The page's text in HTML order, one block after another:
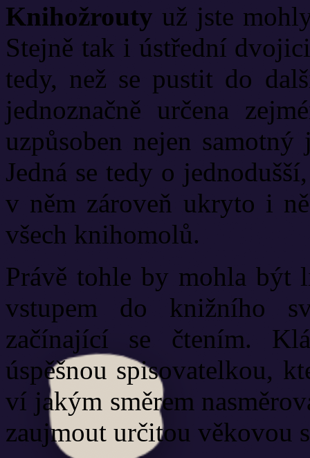
Knihožrouty už jste
Stejně tak i ústřední
tedy, než se pustit do
jednoznačně určena
uzpůsoben nejen
Jedná se tedy o
v něm zároveň ukryto i
všech knihomolů.
Právě tohle by mohla být
vstupem do knižního
začínající se čtením.
úspěšnou spisovatelkou,
ví jakým směrem
zaujmout určitou věkovou